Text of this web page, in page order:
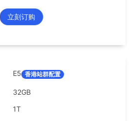
立刻订购
E5 香港站群配置
32GB
1T